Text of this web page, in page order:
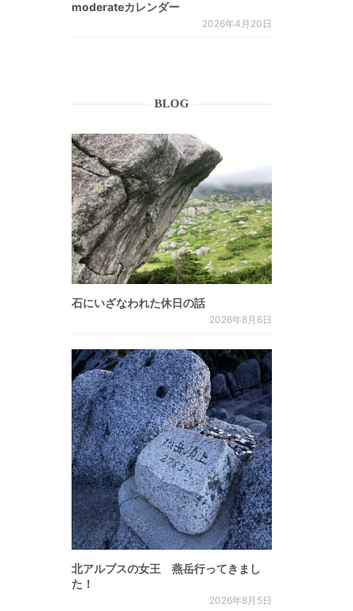
moderateカレンダー
2026年4月20日
BLOG
石にいざなわれた休日の話
2026年8月6日
北アルプスの女王 燕岳行ってきまし
た！
2026年8月5日